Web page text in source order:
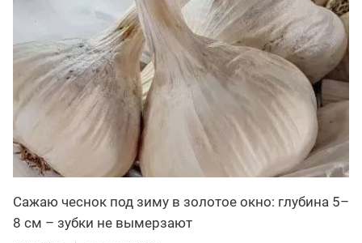
Сажаю чеснок под зиму в золотое окно: глубина 5–
8 см – зубки не вымерзают